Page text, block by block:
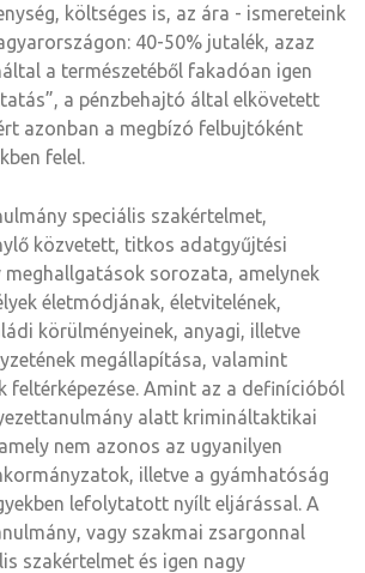
költséges is, az ára - ismereteink
40-50% jutalék, azaz
a természetéből fakadóan igen
a pénzbehajtó által elkövetett
azonban a megbízó felbujtóként
felel.
speciális szakértelmet,
közvetett, titkos adatgyűjtési
sorozata, amelynek
életmódjának, életvitelének,
körülményeinek, anyagi, illetve
megállapítása, valamint
feltérképezése. Amint az a definícióból
alatt krimináltaktikai
nem azonos az ugyanilyen
illetve a gyámhatóság
lefolytatott nyílt eljárással. A
vagy szakmai zsargonnal
szakértelmet és igen nagy